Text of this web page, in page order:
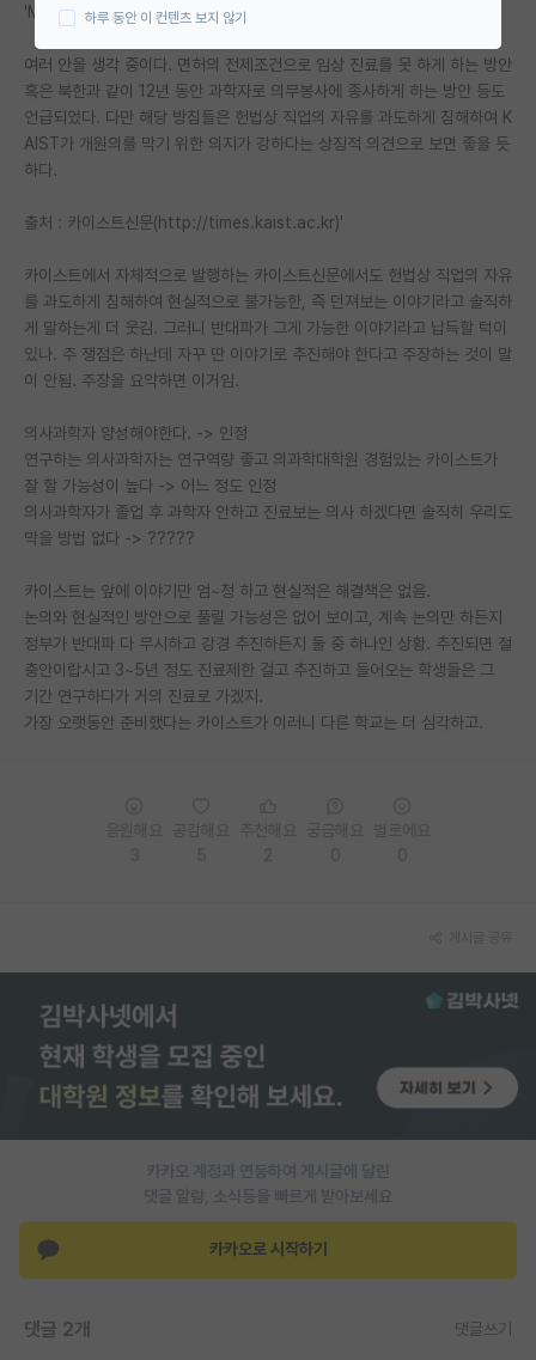
연구실(PI) 홍보 게시판
석박사 채용 정보 게시판
임용 정보 게시판
임용 후기 게시판
PI 전용 게시판
인문사회 계열 게시판
특수/전문대학원 게시판
반도체/AI 게시판
장학금/장학생 게시판
홍보 게시판
커리어
유학교육
'MD를 가진 졸업생이 개원의로 나갈 가능성을 어떻게 막을 것인가?
여러 안을 생각 중이다. 면허의 전제조건으로 임상 진료를 못 하게 하는 방안
혹은 북한과 같이 12년 동안 과학자로 의무봉사에 종사하게 하는 방안 등도
언급되었다. 다만 해당 방침들은 헌법상 직업의 자유를 과도하게 침해하여 K
AIST가 개원의를 막기 위한 의지가 강하다는 상징적 의견으로 보면 좋을 듯
하다.
출처 : 카이스트신문(http://times.kaist.ac.kr)'
카이스트에서 자체적으로 발행하는 카이스트신문에서도 헌법상 직업의 자유
를 과도하게 침해하여 현실적으로 불가능한, 즉 던져보는 이야기라고 솔직하
게 말하는게 더 웃김. 그러니 반대파가 그게 가능한 이야기라고 납득할 턱이
있나. 주 쟁점은 하난데 자꾸 딴 이야기로 추진해야 한다고 주장하는 것이 말
이 안됨. 주장을 요약하면 이거임.
의사과학자 양성해야한다. -> 인정
연구하는 의사과학자는 연구역량 좋고 의과학대학원 경험있는 카이스트가
잘 할 가능성이 높다 -> 어느 정도 인정
의사과학자가 졸업 후 과학자 안하고 진료보는 의사 하겠다면 솔직히 우리도
막을 방법 없다 -> ?????
카이스트는 앞에 이야기만 엄~청 하고 현실적은 해결책은 없음.
논의와 현실적인 방안으로 풀릴 가능성은 없어 보이고, 계속 논의만 하든지
정부가 반대파 다 무시하고 강경 추진하든지 둘 중 하나인 상황. 추진되면 절
충안이랍시고 3~5년 정도 진료제한 걸고 추진하고 들어오는 학생들은 그
기간 연구하다가 거의 진료로 가겠지.
가장 오랫동안 준비했다는 카이스트가 이러니 다른 학교는 더 심각하고.
카카오 계정과 연동하여 게시글에 달린
댓글 알람, 소식등을 빠르게 받아보세요
카카오로 시작하기
댓글 2개 댓글쓰기
하루 동안 이 컨텐츠 보지 않기